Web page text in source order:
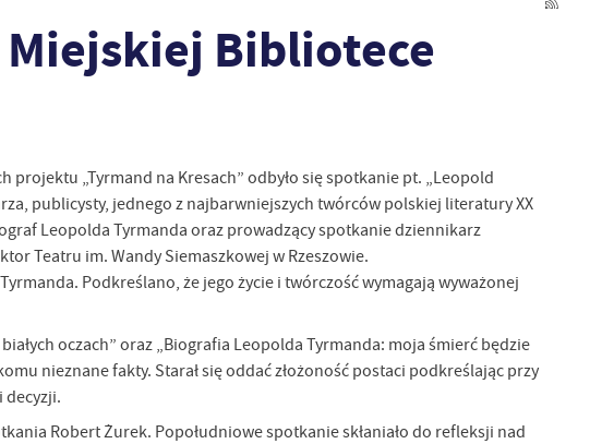
Bibliotece
„Tyrmand na Kresach” odbyło się spotkanie pt. „Leopold
publicysty, jednego z najbarwniejszych twórców polskiej literatury XX
Leopolda Tyrmanda oraz prowadzący spotkanie dziennikarz
Teatru im. Wandy Siemaszkowej w Rzeszowie.
Podkreślano, że jego życie i twórczość wymagają wyważonej
oczach” oraz „Biografia Leopolda Tyrmanda: moja śmierć będzie
nieznane fakty. Starał się oddać złożoność postaci podkreślając przy
decyzji.
Robert Żurek. Popołudniowe spotkanie skłaniało do refleksji nad